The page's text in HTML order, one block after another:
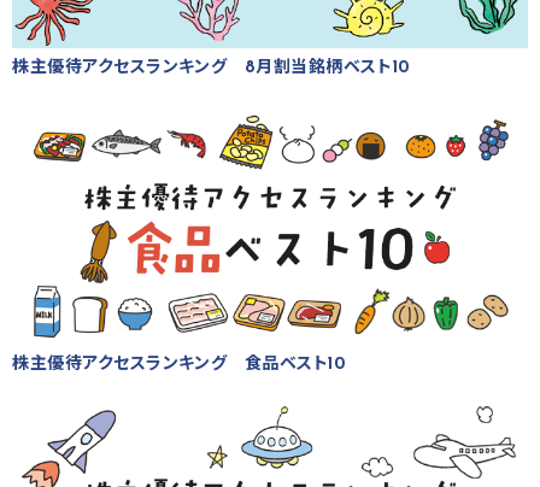
株主優待アクセスランキング 8月割当銘柄ベスト10
株主優待アクセスランキング 食品ベスト10